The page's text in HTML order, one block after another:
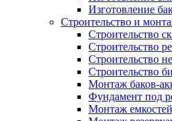
Изготовление
Строительство и
Строительство
Строительство
Строительство
Строительство
Монтаж баков-
Фундамент под
Монтаж емкостей